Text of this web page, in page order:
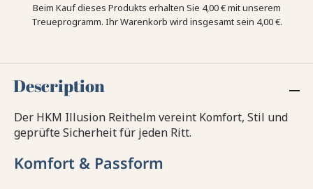
Beim Kauf dieses Produkts erhalten Sie 4,00 €mit unserem
Treueprogramm. Ihr Warenkorb wird insgesamt sein 4,00 €.
Description
Der HKM Illusion Reithelm vereint Komfort, Stil und
geprüfte Sicherheit für jeden Ritt.
Komfort & Passform